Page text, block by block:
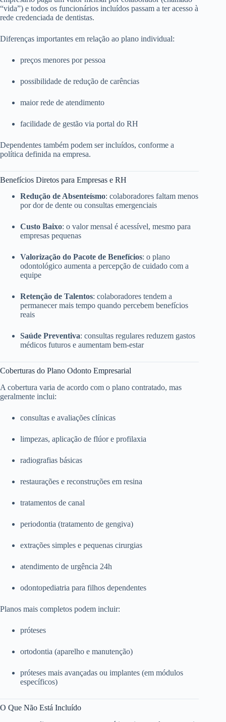
“vida”) e todos os funcionários incluídos passam a ter acesso à
rede credenciada de dentistas.
Diferenças importantes em relação ao plano individual:
preços menores por pessoa
possibilidade de redução de carências
maior rede de atendimento
facilidade de gestão via portal do RH
Dependentes também podem ser incluídos, conforme a
política definida na empresa.
Benefícios Diretos para Empresas e RH
Redução de Absenteísmo: colaboradores faltam menos
por dor de dente ou consultas emergenciais
Custo Baixo: o valor mensal é acessível, mesmo para
empresas pequenas
Valorização do Pacote de Benefícios: o plano
odontológico aumenta a percepção de cuidado com a
equipe
Retenção de Talentos: colaboradores tendem a
permanecer mais tempo quando percebem benefícios
reais
Saúde Preventiva: consultas regulares reduzem gastos
médicos futuros e aumentam bem-estar
Coberturas do Plano Odonto Empresarial
A cobertura varia de acordo com o plano contratado, mas
geralmente inclui:
consultas e avaliações clínicas
limpezas, aplicação de flúor e profilaxia
radiografias básicas
restaurações e reconstruções em resina
tratamentos de canal
periodontia (tratamento de gengiva)
extrações simples e pequenas cirurgias
atendimento de urgência 24h
odontopediatria para filhos dependentes
Planos mais completos podem incluir:
próteses
ortodontia (aparelho e manutenção)
próteses mais avançadas ou implantes (em módulos
específicos)
O Que Não Está Incluído